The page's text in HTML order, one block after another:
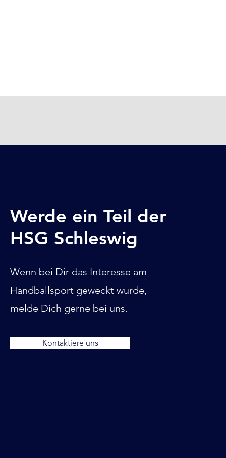
Werde ein Teil der
HSG Schleswig
Wenn bei Dir das Interesse am
Handballsport geweckt wurde,
melde Dich gerne bei uns.
Kontaktiere uns